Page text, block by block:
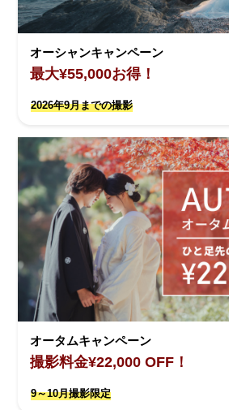
オーシャンキャンペーン
最大¥55,000お得！
2026年9月までの撮影
オータムキャンペーン
撮影料金¥22,000 OFF！
9～10月撮影限定